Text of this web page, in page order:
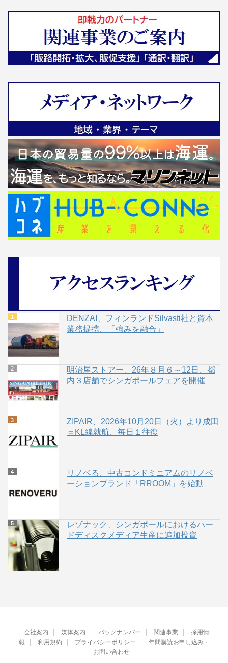
DENZAI、フィンランドSilvasti社と資本
業務提携、「強みを融合」
明治屋ストアー、26年８月６～12日、都
内３店舗でシンガポールフェアを開催
ZIPAIR、2026年10月20日（火）より成田
＝KL線就航、毎日１往復
リノベる、中古コンドミニアムのリノベ
ーションブランド「RROOM」を始動
レゾナック、シンガポールにおけるハー
ドディスクメディア生産に追加投資
会社案内 媒体案内 バックナンバー 関連事業
採用情
報
利用規約 プライバシーポリシー
年間購読お申し込み・
お問い合わせ